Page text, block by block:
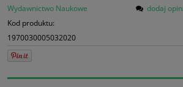
Wydawnictwo Naukowe
Kod produktu:
1970030005032020
dodaj